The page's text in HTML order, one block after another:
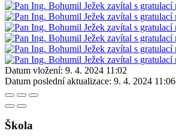
Datum vložení: 9. 4. 2024 11:02
Datum poslední aktualizace: 9. 4. 2024 11:06
Škola